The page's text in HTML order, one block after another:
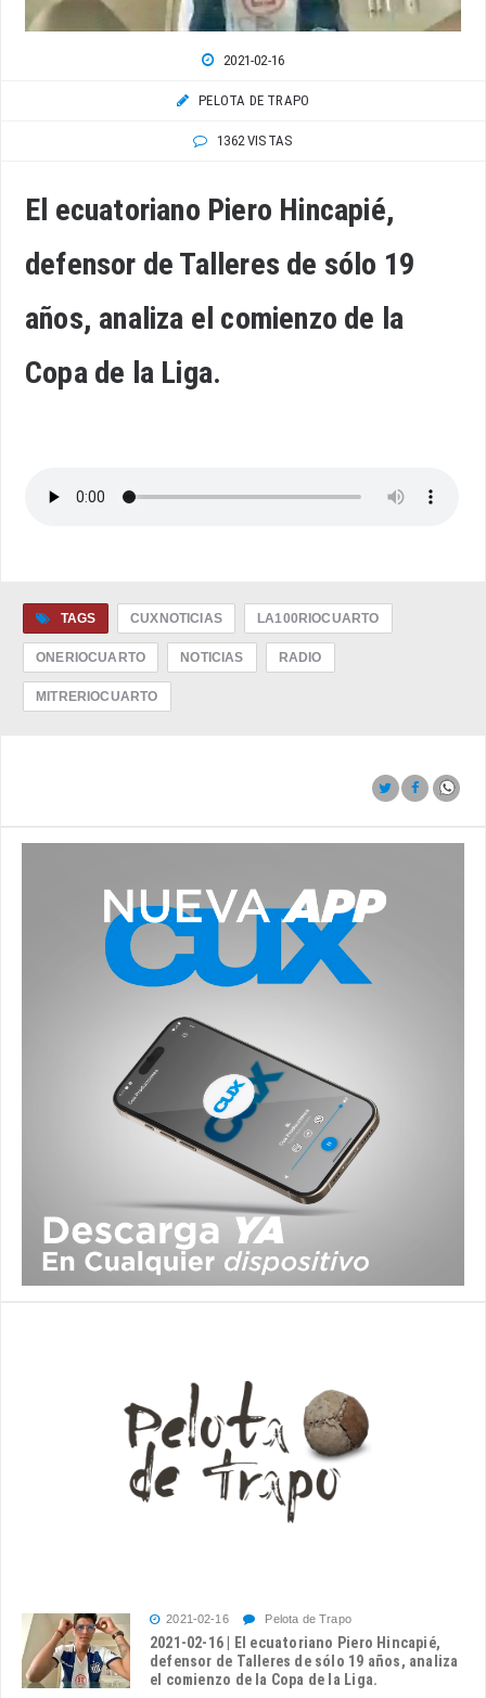
2021-02-16
PELOTA DE TRAPO
1362 VISTAS
El ecuatoriano Piero Hincapié,
defensor de Talleres de sólo 19
años, analiza el comienzo de la
Copa de la Liga.
TAGS CUXNOTICIAS LA100RIOCUARTO
ONERIOCUARTO NOTICIAS RADIO
MITRERIOCUARTO
2021-02-16 Pelota de Trapo
2021-02-16 | El ecuatoriano Piero Hincapié,
defensor de Talleres de sólo 19 años, analiza
el comienzo de la Copa de la Liga.